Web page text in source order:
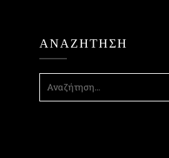
ΑΝΑΖΉΤΗΣΗ
ΓΙΑ: